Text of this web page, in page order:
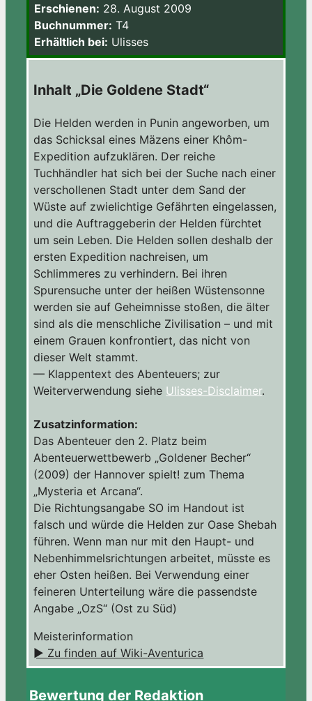
Erschienen: 28. August 2009
Buchnummer: T4
Erhältlich bei: Ulisses
Inhalt „Die Goldene Stadt“
Die Helden werden in Punin angeworben, um
das Schicksal eines Mäzens einer Khôm-
Expedition aufzuklären. Der reiche
Tuchhändler hat sich bei der Suche nach einer
verschollenen Stadt unter dem Sand der
Wüste auf zwielichtige Gefährten eingelassen,
und die Auftraggeberin der Helden fürchtet
um sein Leben. Die Helden sollen deshalb der
ersten Expedition nachreisen, um
Schlimmeres zu verhindern. Bei ihren
Spurensuche unter der heißen Wüstensonne
werden sie auf Geheimnisse stoßen, die älter
sind als die menschliche Zivilisation – und mit
einem Grauen konfrontiert, das nicht von
dieser Welt stammt.
— Klappentext des Abenteuers; zur
Weiterverwendung siehe Ulisses-Disclaimer.
Zusatzinformation:
Das Abenteuer den 2. Platz beim
Abenteuerwettbewerb „Goldener Becher“
(2009) der Hannover spielt! zum Thema
„Mysteria et Arcana“.
Die Richtungsangabe SO im Handout ist
falsch und würde die Helden zur Oase Shebah
führen. Wenn man nur mit den Haupt- und
Nebenhimmelsrichtungen arbeitet, müsste es
eher Osten heißen. Bei Verwendung einer
feineren Unterteilung wäre die passendste
Angabe „OzS“ (Ost zu Süd)
Meisterinformation
► Zu finden auf Wiki-Aventurica
Bewertung der Redaktion